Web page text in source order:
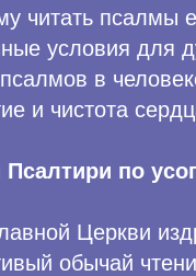
читать псалмы
условия для
в
и чистота
Псалтири по
Церкви
обычай